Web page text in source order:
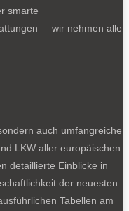
smarte
– wir nehmen alle
auch umfangreiche
LKW aller europäischen
detaillierte Einblicke in
der neuesten
Tabellen am